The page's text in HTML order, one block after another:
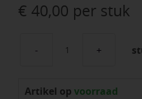
€ 40,00 per stuk
Rheinzink
1
Artikel op voorraad